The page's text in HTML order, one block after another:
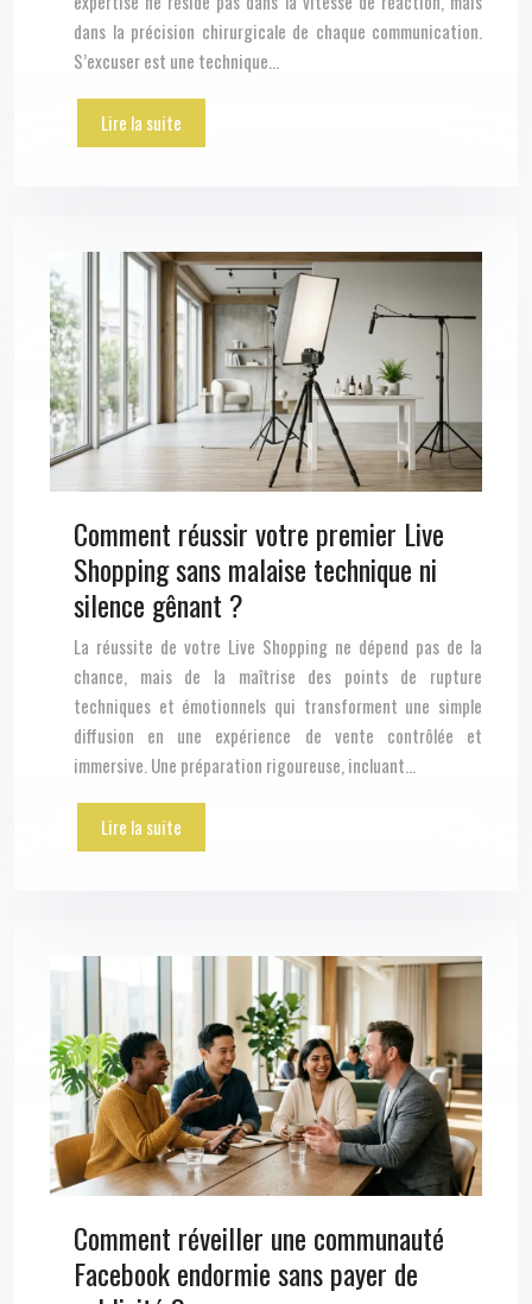
dans la précision chirurgicale de chaque communication.
S’excuser est une technique…
Lire la suite
Comment réussir votre premier Live
Shopping sans malaise technique ni
silence gênant ?
La réussite de votre Live Shopping ne dépend pas de la
chance, mais de la maîtrise des points de rupture
techniques et émotionnels qui transforment une simple
diffusion en une expérience de vente contrôlée et
immersive. Une préparation rigoureuse, incluant…
Lire la suite
Comment réveiller une communauté
Facebook endormie sans payer de